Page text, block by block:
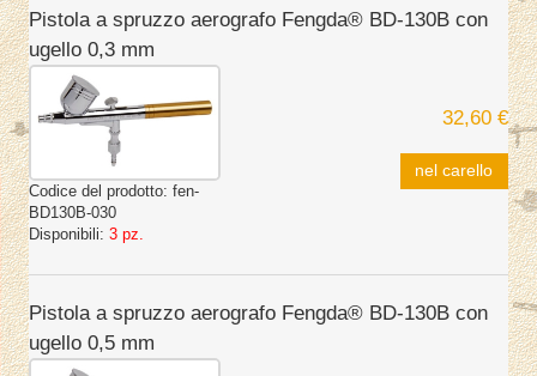
Pistola a spruzzo aerografo Fengda® BD-130B con
ugello 0,3 mm
Codice del prodotto: fen-
BD130B-030
Disponibili: 3 pz.
32,60 €
nel carello
Pistola a spruzzo aerografo Fengda® BD-130B con
ugello 0,5 mm